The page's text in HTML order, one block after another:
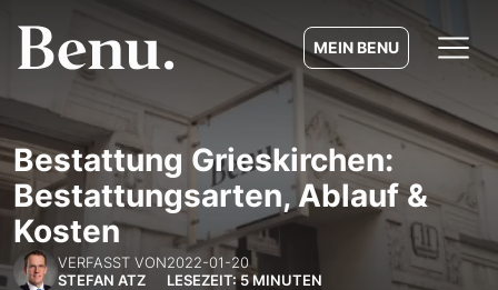
MEIN BENU
Bestattung Grieskirchen:
Bestattungsarten, Ablauf &
Kosten
VERFASST VON
STEFAN ATZ
2022-01-20
LESEZEIT: 5 MINUTEN